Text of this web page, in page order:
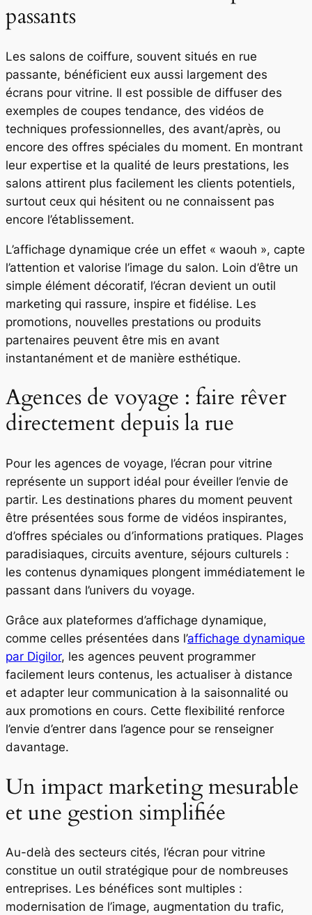
passants
Les salons de coiffure, souvent situés en rue
passante, bénéficient eux aussi largement des
écrans pour vitrine. Il est possible de diffuser des
exemples de coupes tendance, des vidéos de
techniques professionnelles, des avant/après, ou
encore des offres spéciales du moment. En montrant
leur expertise et la qualité de leurs prestations, les
salons attirent plus facilement les clients potentiels,
surtout ceux qui hésitent ou ne connaissent pas
encore l’établissement.
L’affichage dynamique crée un effet « waouh », capte
l’attention et valorise l’image du salon. Loin d’être un
simple élément décoratif, l’écran devient un outil
marketing qui rassure, inspire et fidélise. Les
promotions, nouvelles prestations ou produits
partenaires peuvent être mis en avant
instantanément et de manière esthétique.
Agences de voyage : faire rêver
directement depuis la rue
Pour les agences de voyage, l’écran pour vitrine
représente un support idéal pour éveiller l’envie de
partir. Les destinations phares du moment peuvent
être présentées sous forme de vidéos inspirantes,
d’offres spéciales ou d’informations pratiques. Plages
paradisiaques, circuits aventure, séjours culturels :
les contenus dynamiques plongent immédiatement le
passant dans l’univers du voyage.
Grâce aux plateformes d’affichage dynamique,
comme celles présentées dans l’affichage dynamique
par Digilor, les agences peuvent programmer
facilement leurs contenus, les actualiser à distance
et adapter leur communication à la saisonnalité ou
aux promotions en cours. Cette flexibilité renforce
l’envie d’entrer dans l’agence pour se renseigner
davantage.
Un impact marketing mesurable
et une gestion simplifiée
Au-delà des secteurs cités, l’écran pour vitrine
constitue un outil stratégique pour de nombreuses
entreprises. Les bénéfices sont multiples :
modernisation de l’image, augmentation du trafic,